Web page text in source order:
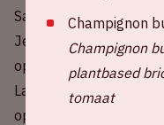
Samen met Gerard
Jeroen van der Boom
op het podium,
La Fuente en Anita
opnieuw hét grootste
Champignon
Champignon
plantbased
tomaat